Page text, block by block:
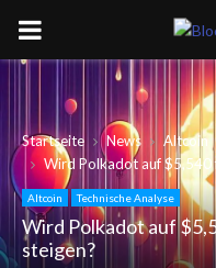
PRIMARY
MENU
Startseite News
Altcoin
Wird Polkadot auf $5,540
Altcoin Technische Analyse
Wird Polkadot auf
steigen?